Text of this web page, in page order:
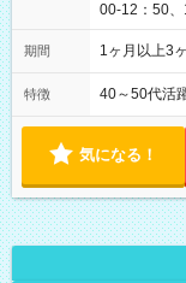
00-12：50、
期間 1ヶ月以上3
特徴 40～50代活
気になる！